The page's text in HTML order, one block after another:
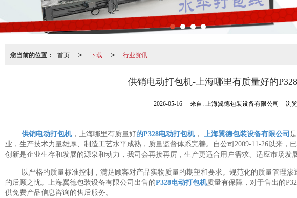
您当前的位置： 首页 > 下载 > 行业资讯
供销电动打包机-上海哪里有质量好的
2026-05-16 来自: 上海翼德包装设备有限公司 浏
供销电动打包机，上海哪里有质量好的P328电动打包机， 上海翼德包装设备有限公司
业，生产技术力量雄厚、制造工艺水平成熟，质量监督体系完善。自公司2009-11-26以来，
创新是企业生存和发展的源泉和动力，我司会再接再厉，生产更适合用户需求、适应市场发
以严格的质量标准控制，满足顾客对产品实物质量的期望和要求。规范化的质量管理
的后顾之忧。上海翼德包装设备有限公司出售的P328电动打包机质量有保障，对于售出的
供免费产品信息咨询的售后服务。